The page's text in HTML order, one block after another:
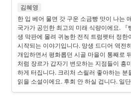
김혜영
한 입 베어 물면 갓 구운 소금빵 맛이 나는
국가가 공인한 최고의 미래 식량이에요. 『
생 막판에 몰려 귀농한 전직 트럼펫터 정한
시작되는 이야기입니다. 망생 드디어 역전
개입하면서 평화롭던 시골 마을이 통째로
처럼 장르가 갑자기 변모하는 지점들이 흥
하게 터집니다. 크리처 스릴러 좋아하는 분
읽을 소설이에요. 후회 안 하실 겁니다. 일